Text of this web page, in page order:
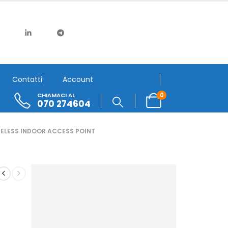
Contatti Account
CHIAMACI AL
070 274604
0
INDOOR ACCESS POINT